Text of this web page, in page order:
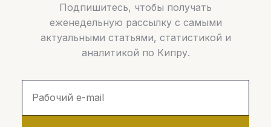
Подпишитесь, чтобы получать
еженедельную рассылку с самыми
актуальными статьями, статистикой и
аналитикой по Кипру.